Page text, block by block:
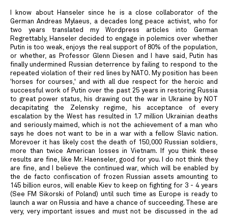
I know about Hanseler since he is a close collaborator of the
German Andreas Mylaeus, a decades long peace activist, who for
two years translated my Wordpress articles into German
Regrettably, Hanseler decided to engage in polemics over whether
Putin is too weak, enjoys the real support of 80% of the population,
or whether, as Professor Glenn Diesen and I have said, Putin has
finally undermined Russian deterrence by failing to respond to the
repeated violation of their red lines by NATO. My position has been
'horses for courses,' and with all due respect for the heroic and
successful work of Putin over the past 25 years in restoring Russia
to great power status, his drawing out the war in Ukraine by NOT
decapitating the Zelensky regime, his acceptance of every
escalation by the West has resulted in 1.7 million Ukrainian deaths
and seriously maimed, which is not the achievement of a man who
says he does not want to be in a war with a fellow Slavic nation.
Morevoer it has likely cost the death of 150,000 Russian soldiers,
more than twice American losses in Vietnam. If you think these
results are fine, like Mr. Haenseler, good for you. I do not think they
are fine, and I believe the continued war, which will be enabled by
the de facto confiscation of frozen Russian assets amounting to
145 billion euros, will enable Kiev to keep on fighting for 3 - 4 years
(See FM Sikorski of Poland) until such time as Europe is ready to
launch a war on Russia and have a chance of succeeding. These are
very, very important issues and must not be discussed in the ad